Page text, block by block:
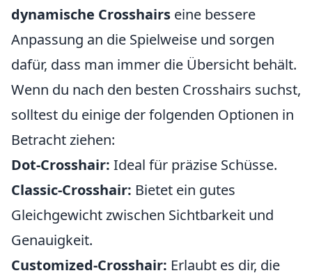
dynamische Crosshairs eine bessere
Anpassung an die Spielweise und sorgen
dafür, dass man immer die Übersicht behält.
Wenn du nach den besten Crosshairs suchst,
solltest du einige der folgenden Optionen in
Betracht ziehen:
Dot-Crosshair: Ideal für präzise Schüsse.
Classic-Crosshair: Bietet ein gutes
Gleichgewicht zwischen Sichtbarkeit und
Genauigkeit.
Customized-Crosshair: Erlaubt es dir, die